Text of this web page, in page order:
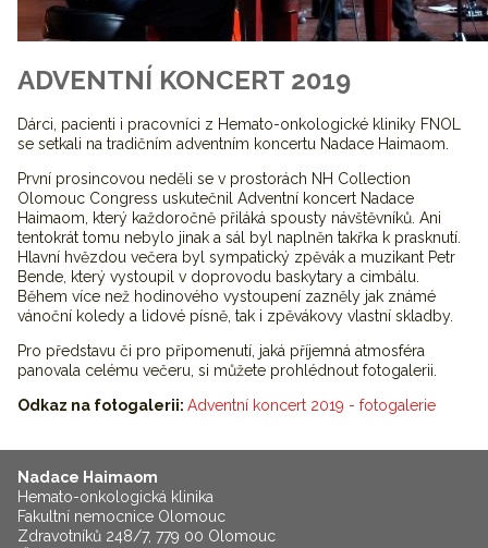
ADVENTNÍ KONCERT 2019
Dárci, pacienti i pracovníci z Hemato-onkologické kliniky FNOL
se setkali na tradičním adventním koncertu Nadace Haimaom.
První prosincovou neděli se v prostorách NH Collection
Olomouc Congress uskutečnil Adventní koncert Nadace
Haimaom, který každoročně přiláká spousty návštěvníků. Ani
tentokrát tomu nebylo jinak a sál byl naplněn takřka k prasknutí.
Hlavní hvězdou večera byl sympatický zpěvák a muzikant Petr
Bende, který vystoupil v doprovodu baskytary a cimbálu.
Během více než hodinového vystoupení zazněly jak známé
vánoční koledy a lidové písně, tak i zpěvákovy vlastní skladby.
Pro představu či pro připomenutí, jaká příjemná atmosféra
panovala celému večeru, si můžete prohlédnout fotogalerii.
Odkaz na fotogalerii: Adventní koncert 2019 - fotogalerie
Nadace Haimaom
Hemato-onkologická klinika
Fakultní nemocnice Olomouc
Zdravotníků 248/7, 779 00 Olomouc